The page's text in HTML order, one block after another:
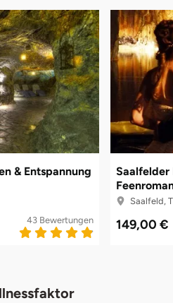
& Entspannung
43 Bewertungen
Saalfelder
Saalfeld,
149,00 €